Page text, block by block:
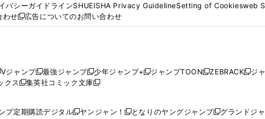
バシーガイドラインSHUEISHA Privacy GuidelineSetting of Cookiesweb
わせ
新
し
ン
ド
開
広告についてのお問い合わせ
Vジャンプ
新
し
ィ
最強ジャンプ
新
し
ィ
少年ジャンプ+
新
ィ
ジャンプTOON
新
ィ
ZEBRACK
新
ィ
ジ
クス
新
ウ
集英社コミック文庫
新
ウ
プ定期購読デジタル
新 ヤンジャン！新 となりのヤングジャンプ
新 グランドジ